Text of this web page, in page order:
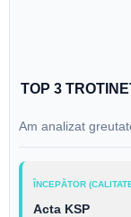
TOP 3
Am analizat
ÎNCEPĂTOR
Acta KSP